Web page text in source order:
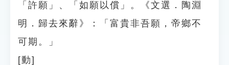
「許願」、「如願以償」。《文選．陶淵
明．歸去來辭》：「富貴非吾願，帝鄉不
可期。」
[動]